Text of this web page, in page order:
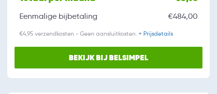
Eenmalige bijbetaling €484,00
€4,95 verzendkosten - Geen aansluitkosten. + Prijsdetails
BEKIJK BIJ BELSIMPEL